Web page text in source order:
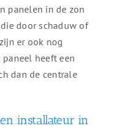
panelen in de zon
door schaduw of
er ook nog
heeft een
dan de centrale
installateur in